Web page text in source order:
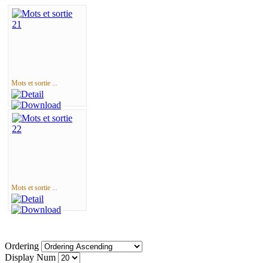
Mots et sortie ...
Mots et sortie ...
Ordering
Display Num